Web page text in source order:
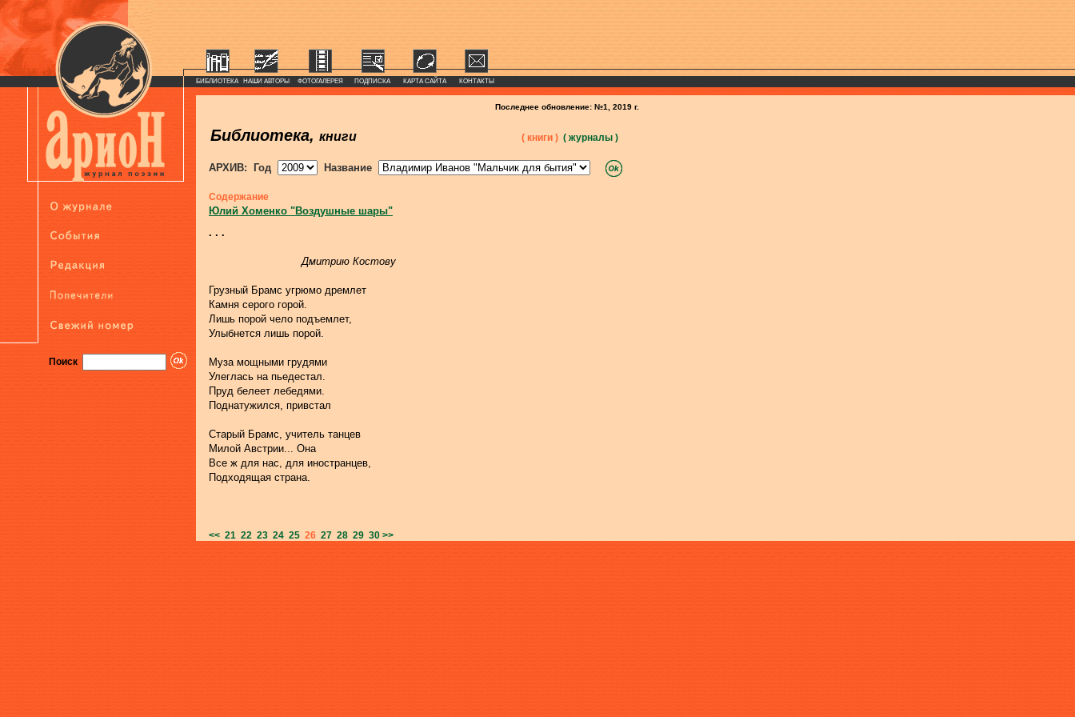
Поиск
БИБЛИОТЕКА НАШИ АВТОРЫ ФОТОГАЛЕРЕЯ ПОДПИСКА КАРТА САЙТА КОНТАКТЫ
Последнее обновление: №1, 2019 г.
Библиотека, книги ( книги ) ( журналы )
АРХИВ: Год Название
Содержание
Юлий Хоменко "Воздушные шары"
. . .
Дмитрию Костову
Грузный Брамс угрюмо дремлет
Камня серого горой.
Лишь порой чело подъемлет,
Улыбнется лишь порой.
Муза мощными грудями
Улеглась на пьедестал.
Пруд белеет лебедями.
Поднатужился, привстал
Старый Брамс, учитель танцев
Милой Австрии... Она
Все ж для нас, для иностранцев,
Подходящая страна.
<< 21 22 23 24 25 26 27 28 29 30 >>